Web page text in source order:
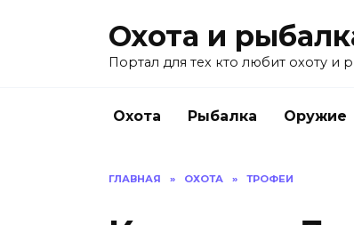
Охота и
Портал для тех кто любит охоту и
Охота Рыбалка Оружие
ГЛАВНАЯ » ОХОТА » ТРОФЕИ